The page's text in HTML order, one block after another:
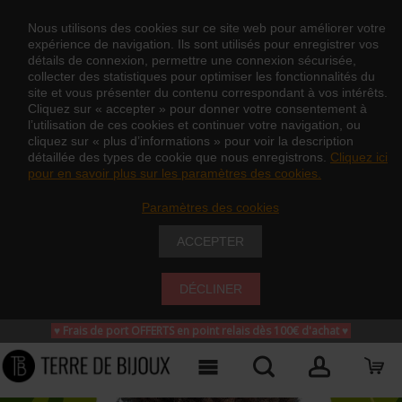
Nous utilisons des cookies sur ce site web pour améliorer votre
expérience de navigation. Ils sont utilisés pour enregistrer vos
détails de connexion, permettre une connexion sécurisée,
collecter des statistiques pour optimiser les fonctionnalités du
site et vous présenter du contenu correspondant à vos intérêts.
Cliquez sur « accepter » pour donner votre consentement à
l’utilisation de ces cookies et continuer votre navigation, ou
cliquez sur « plus d’informations » pour voir la description
détaillée des types de cookie que nous enregistrons. Cliquez ici
pour en savoir plus sur les paramètres des cookies.
Paramètres des cookies
ACCEPTER
DÉCLINER
♥ Frais de port OFFERTS en point relais dès 100€ d'achat ♥